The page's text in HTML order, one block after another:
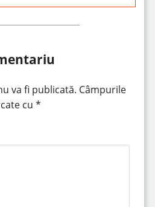
va fi publicată. Câmpurile
cu *